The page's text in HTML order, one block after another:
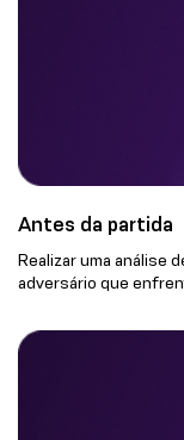
Antes da partida
Realizar uma análise
adversário que